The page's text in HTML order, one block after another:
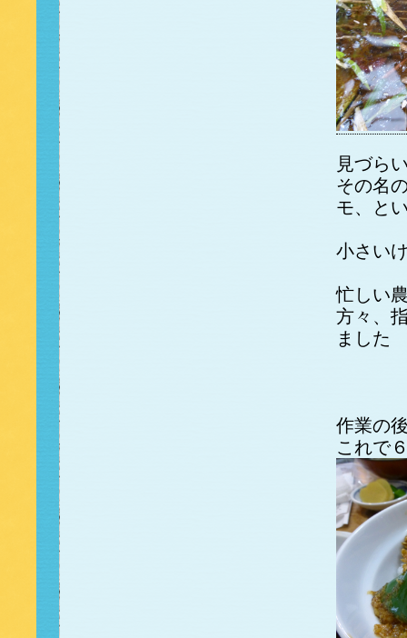
見づら
その名
モ、と
小さい
忙しい
方々、
まし
作業の
これで